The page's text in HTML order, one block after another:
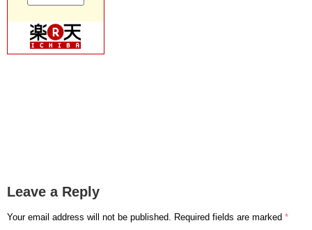
Leave a Reply
Your email address will not be published. Required fields are marked *